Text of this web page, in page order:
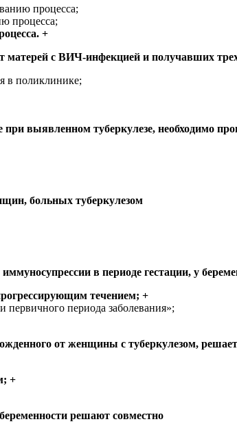
процесса;
процесса;
+
с ВИЧ-инфекцией и получавших
в поликлинике;
выявленном туберкулезе, необходимо
больных туберкулезом
в периоде гестации, у
течением; +
первичного периода заболевания»;
от женщины с туберкулезом,
+
решают совместно